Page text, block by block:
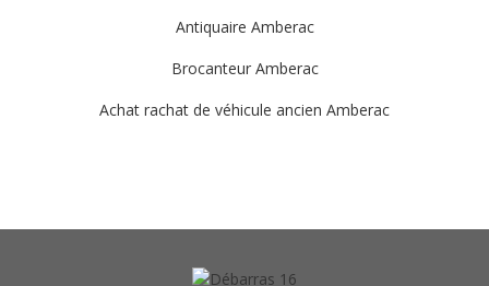
Antiquaire Amberac
Brocanteur Amberac
Achat rachat de véhicule ancien Amberac